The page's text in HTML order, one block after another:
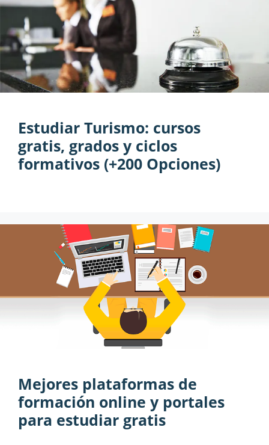
Estudiar Turismo: cursos
gratis, grados y ciclos
formativos (+200 Opciones)
Mejores plataformas de
formación online y portales
para estudiar gratis